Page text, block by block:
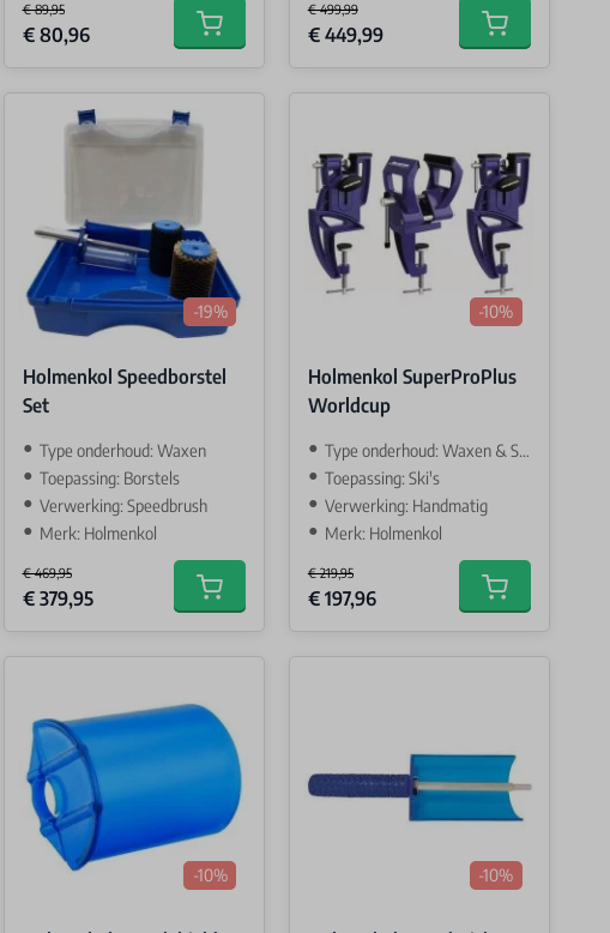
€ 89,95
Special Price
€ 80,96 Add to cart
€ 499,99
Special Price
€ 449,99 Add to cart
-19%
Holmenkol Speedborstel
Set
Type onderhoud: Waxen
Toepassing: Borstels
Verwerking: Speedbrush
Merk: Holmenkol
€ 469,95
Special Price
€ 379,95 Add to cart
-10%
Holmenkol SuperProPlus
Worldcup
Type onderhoud: Waxen & Slijpen
Toepassing: Ski's
Verwerking: Handmatig
Merk: Holmenkol
€ 219,95
Special Price
€ 197,96 Add to cart
-10% -10%